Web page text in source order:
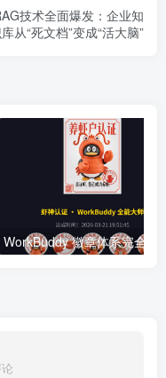
技术全面爆发：企业知
从“死文档”变成“活大脑”